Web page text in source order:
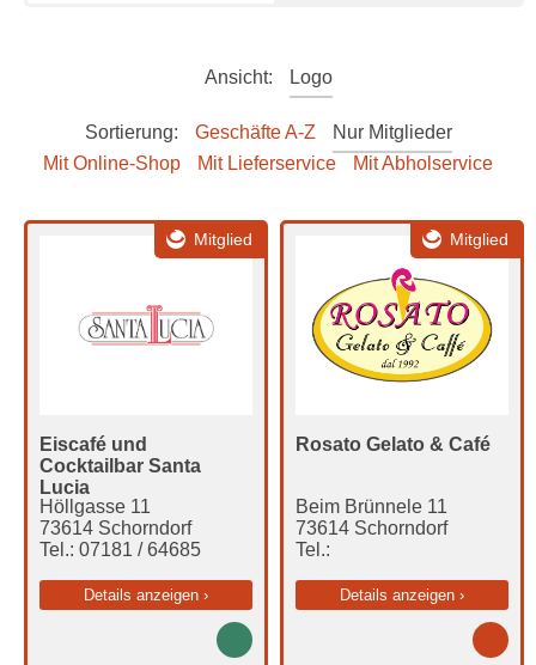
Ansicht: Logo
Sortierung: Geschäfte A-Z
Nur Mitglieder
Mit Online-Shop
Mit Lieferservice Mit Abholservice
Mitglied
Eiscafé und
Cocktailbar Santa
Lucia
Höllgasse 11
73614 Schorndorf
Tel.: 07181 / 64685
Details anzeigen ›
Mitglied
Rosato Gelato & Café
Beim Brünnele 11
73614 Schorndorf
Tel.:
Details anzeigen ›